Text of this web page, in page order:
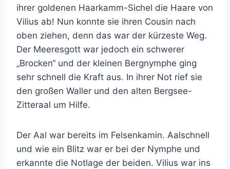
ihrer goldenen Haarkamm-Sichel die Haare von
Vilius ab! Nun konnte sie ihren Cousin nach
oben ziehen, denn das war der kürzeste Weg.
Der Meeresgott war jedoch ein schwerer
„Brocken“ und der kleinen Bergnymphe ging
sehr schnell die Kraft aus. In ihrer Not rief sie
den großen Waller und den alten Bergsee-
Zitteraal um Hilfe.
Der Aal war bereits im Felsenkamin. Aalschnell
und wie ein Blitz war er bei der Nymphe und
erkannte die Notlage der beiden. Vilius war ins